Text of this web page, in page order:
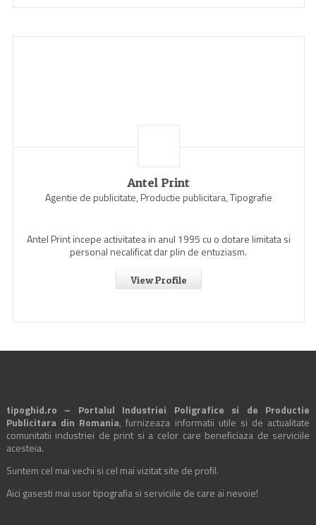
Antel Print
Agentie de publicitate, Productie publicitara, Tipografie
Antel Print incepe activitatea in anul 1995 cu o dotare limitata si
personal necalificat dar plin de entuziasm.
View Profile
tipoghid.ro – Portalul Industriei Poligrafice si de Productie
Publicitara din Romania, furnizeaza informatii utile si de actualitate
comunitatii industriei de print si a celor care beneficiaza de serviciile
acesteia.
Suntem cel mai vechi si cel mai vizitat site de profil.
Aici gasesti mai usor tipografia si serviciile de care ai nevoie!